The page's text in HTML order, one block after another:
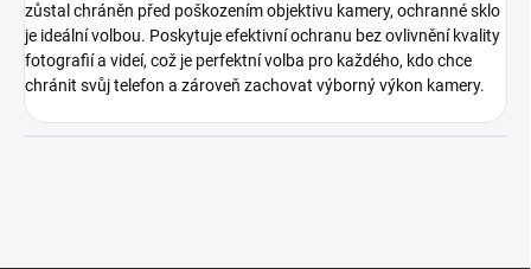
zůstal chráněn před poškozením objektivu kamery, ochranné sklo
je ideální volbou. Poskytuje efektivní ochranu bez ovlivnění kvality
fotografií a videí, což je perfektní volba pro každého, kdo chce
chránit svůj telefon a zároveň zachovat výborný výkon kamery.